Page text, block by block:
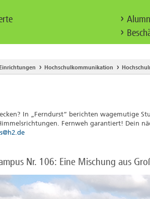
Einrichtungen Hochschulkommunikation
In „Ferndurst“ berichten wagemutige
Fernweh garantiert! Dein
Nr. 106: Eine Mischung aus